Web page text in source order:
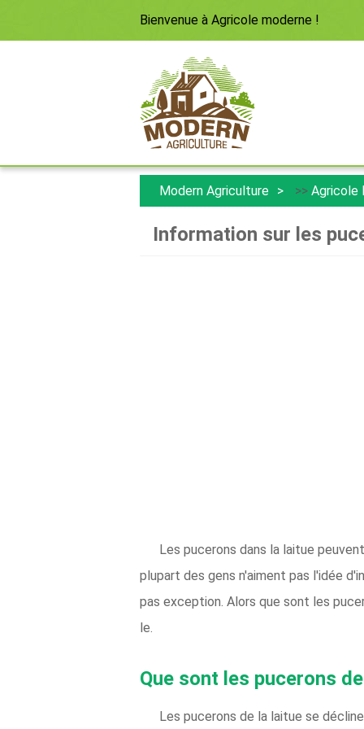
Bienvenue à Agricole moderne !
Modern Agriculture >> Agricole
Information sur les
Les pucerons dans la laitue
plupart des gens n'aiment pas l'idée
pas exception. Alors que sont les
le.
Que sont les pucerons
Les pucerons de la laitue se